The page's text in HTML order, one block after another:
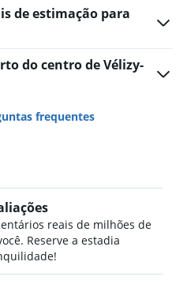
de estimação para
do centro de Vélizy-
frequentes
reais de milhões de
Reserve a estadia